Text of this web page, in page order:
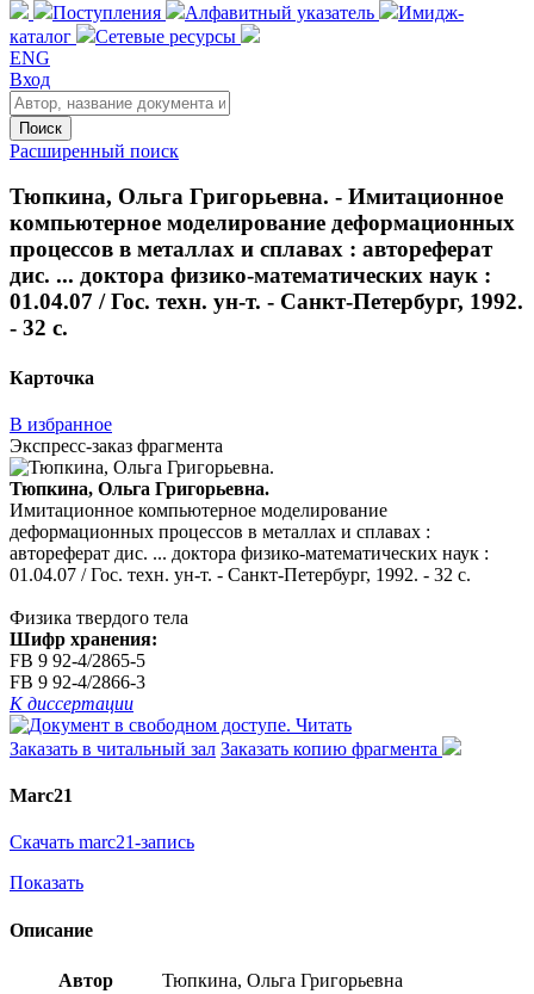
Поступления Алфавитный указатель
Имидж-
каталог
Сетевые ресурсы
ENG
Вход
Поиск
Расширенный поиск
Тюпкина, Ольга Григорьевна. - Имитационное
компьютерное моделирование деформационных
процессов в металлах и сплавах : автореферат
дис. ... доктора физико-математических наук :
01.04.07 / Гос. техн. ун-т. - Санкт-Петербург, 1992.
- 32 с.
Карточка
В избранное
Экспресс-заказ фрагмента
Тюпкина, Ольга Григорьевна.
Имитационное компьютерное моделирование
деформационных процессов в металлах и сплавах :
автореферат дис. ... доктора физико-математических наук :
01.04.07 / Гос. техн. ун-т. - Санкт-Петербург, 1992. - 32 с.
Физика твердого тела
Шифр хранения:
FB 9 92-4/2865-5
FB 9 92-4/2866-3
К диссертации
Читать
Заказать в читальный зал Заказать копию фрагмента
Marc21
Скачать marc21-запись
Показать
Описание
Автор Тюпкина, Ольга Григорьевна